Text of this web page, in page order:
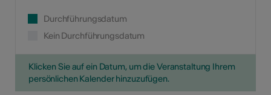
Durchführungsdatum
Kein Durchführungsdatum
Klicken Sie auf ein Datum, um die Veranstaltung Ihrem
persönlichen Kalender hinzuzufügen.